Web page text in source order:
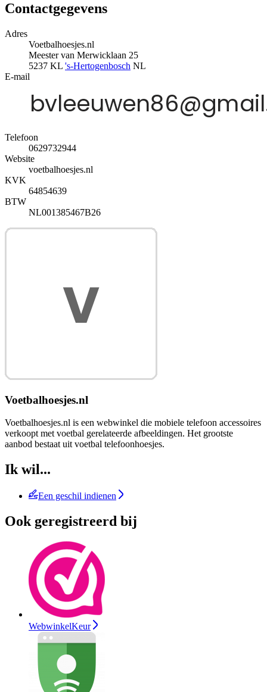
Contactgegevens
Adres
Voetbalhoesjes.nl
Meester van Merwicklaan 25
5237 KL 's-Hertogenbosch NL
E-mail
Telefoon
0629732944
Website
voetbalhoesjes.nl
KVK
64854639
BTW
NL001385467B26
Voetbalhoesjes.nl
Voetbalhoesjes.nl is een webwinkel die mobiele telefoon accessoires
verkoopt met voetbal gerelateerde afbeeldingen. Het grootste
aanbod bestaat uit voetbal telefoonhoesjes.
Ik wil...
Een geschil indienen
Ook geregistreerd bij
WebwinkelKeur